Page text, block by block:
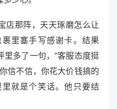
店那阵，天天琢磨怎么让
里塞手写感谢卡。结果
里多了一句，“客服态度挺
信不信，你花大价钱搞的
就是个笑话。他只要结